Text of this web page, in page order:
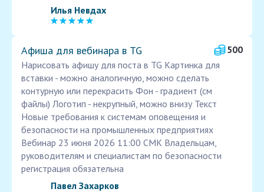
Илья Невдах
Афиша для вебинара в TG
500
Нарисовать афишу для поста в TG Картинка для
вставки - можно аналогичную, можно сделать
контурную или перекрасить Фон - градиент (см
файлы) Логотип - некрупный, можно внизу Текст
Новые требования к системам оповещения и
безопасности на промышленных предприятиях
Вебинар 23 июня 2026 11:00 СМК Владельцам,
руководителям и специалистам по безопасности
регистрация обязательна
Павел Захарков